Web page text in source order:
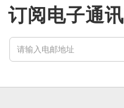
订阅电子通讯